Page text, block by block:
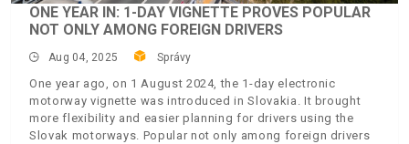
ONE YEAR IN: 1-DAY VIGNETTE PROVES POPULAR
NOT ONLY AMONG FOREIGN DRIVERS
Aug 04, 2025 Správy
One year ago, on 1 August 2024, the 1-day electronic
motorway vignette was introduced in Slovakia. It brought
more flexibility and easier planning for drivers using the
Slovak motorways. Popular not only among foreign drivers